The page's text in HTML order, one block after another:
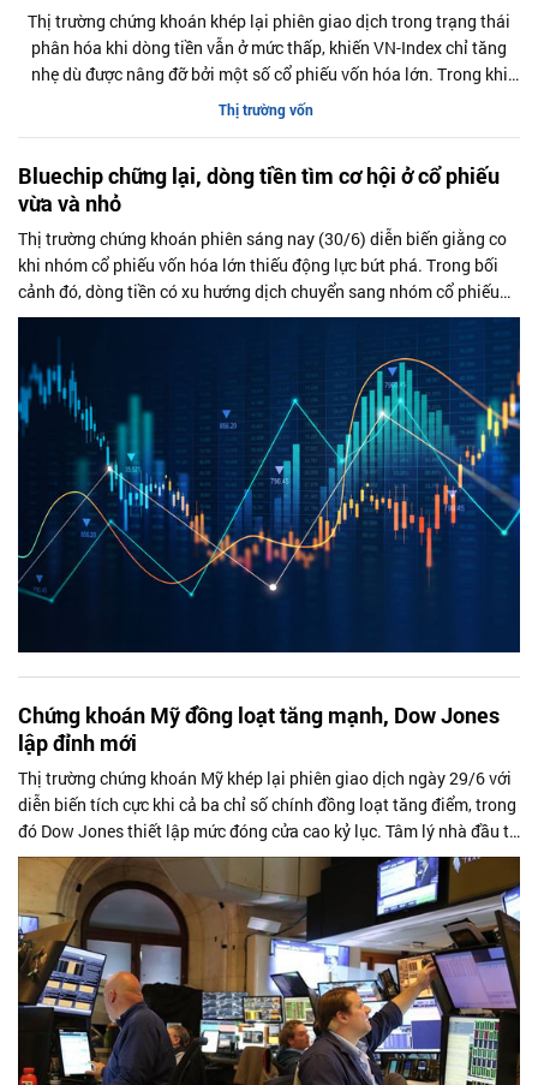
Thị trường chứng khoán khép lại phiên giao dịch trong trạng thái
phân hóa khi dòng tiền vẫn ở mức thấp, khiến VN-Index chỉ tăng
nhẹ dù được nâng đỡ bởi một số cổ phiếu vốn hóa lớn. Trong khi
đó, áp lực bán từ khối ngoại gia tăng mạnh vào cuối phiên, với giá
trị bán ròng vượt 1.100 tỷ đồng trên sàn HoSE.
Thị trường vốn
Bluechip chững lại, dòng tiền tìm cơ hội ở cổ phiếu
vừa và nhỏ
Thị trường chứng khoán phiên sáng nay (30/6) diễn biến giằng co
khi nhóm cổ phiếu vốn hóa lớn thiếu động lực bứt phá. Trong bối
cảnh đó, dòng tiền có xu hướng dịch chuyển sang nhóm cổ phiếu
vừa và nhỏ, đặc biệt là nhóm chứng khoán, giúp thanh khoản thị
trường duy trì ở mức cao và VN-Index vẫn giữ được sắc xanh.
Chứng khoán Mỹ đồng loạt tăng mạnh, Dow Jones
lập đỉnh mới
Thị trường chứng khoán Mỹ khép lại phiên giao dịch ngày 29/6 với
diễn biến tích cực khi cả ba chỉ số chính đồng loạt tăng điểm, trong
đó Dow Jones thiết lập mức đóng cửa cao kỷ lục. Tâm lý nhà đầu tư
được cải thiện nhờ căng thẳng giữa Mỹ và Iran có dấu hiệu hạ
nhiệt, trong khi nhóm cổ phiếu công nghệ lấy lại đà tăng trước
thềm mùa công bố kết quả kinh doanh quý II.